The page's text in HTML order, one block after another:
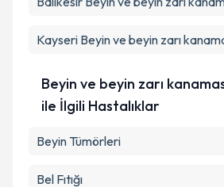
Kayseri Beyin ve beyin zarı
Beyin ve beyin zarı
ile İlgili Hastalıklar
Beyin Tümörleri
Bel Fıtığı